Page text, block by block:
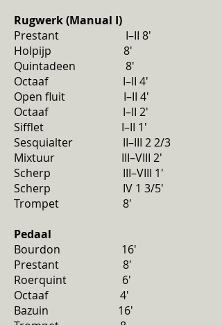
Rugwerk (Manual I)
Prestant I–II 8'
Holpijp 8'
Quintadeen 8'
Octaaf I–II 4'
Open fluit I–II 4'
Octaaf I–II 2'
Sifflet I–II 1'
Sesquialter II–III 2 2/3
Mixtuur III–VIII 2'
Scherp III–VIII 1'
Scherp IV 1 3/5'
Trompet 8'
Pedaal
Bourdon 16'
Prestant 8'
Roerquint 6'
Octaaf 4'
Bazuin 16'